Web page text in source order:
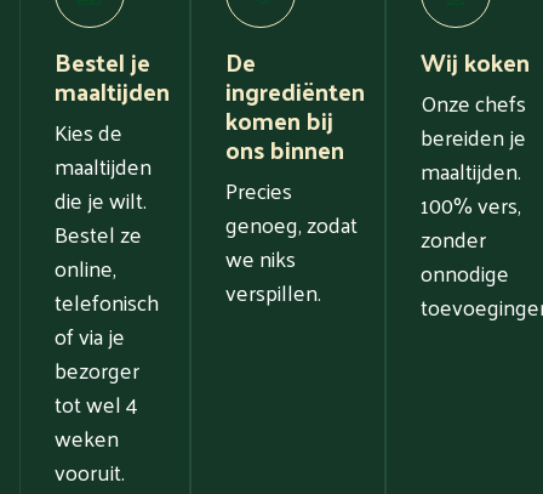
Bestel je
maaltijden
Kies de
maaltijden
die je wilt.
Bestel ze
online,
telefonisch
of via je
bezorger
tot wel 4
weken
vooruit.
De
ingrediënten
komen bij
ons binnen
Precies
genoeg, zodat
we niks
verspillen.
Wij koken
Onze chefs
bereiden je
maaltijden.
100% vers,
zonder
onnodige